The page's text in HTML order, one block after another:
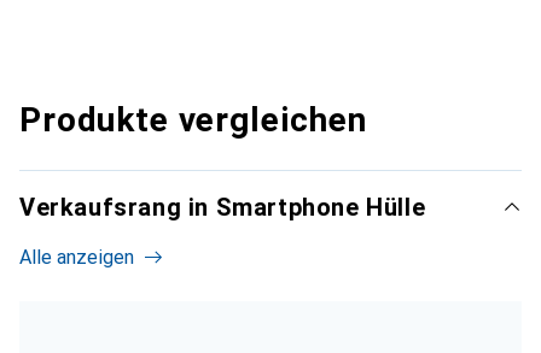
Produkte vergleichen
Verkaufsrang in Smartphone Hülle
Alle anzeigen